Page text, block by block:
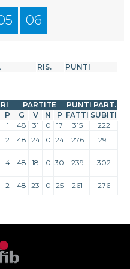
06
RIS. PUNTI
PARTITE
PUNTI PART.
P G V N P FATTI SUBITI
1 48 31 0 17 315
222
2 48 24 0 24 276
291
4 48 18 0 30 239 302
2 48 23 0 25 261 276